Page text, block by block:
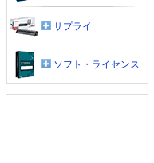
サプライ
ソフト・ライセンス